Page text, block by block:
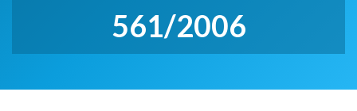
561/2006